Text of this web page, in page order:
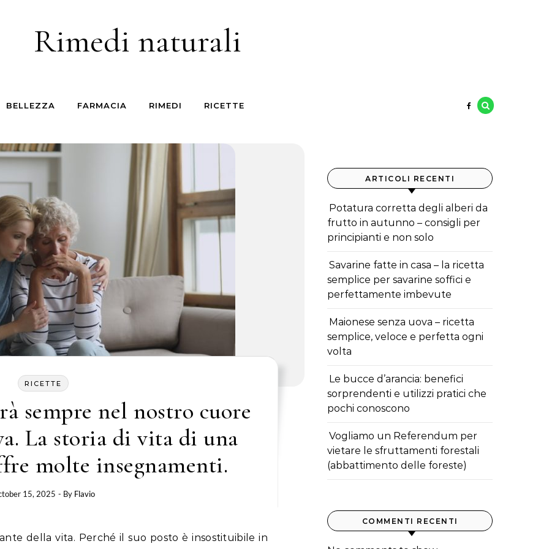
Rimedi naturali
BELLEZZA FARMACIA RIMEDI RICETTE
RICETTE
sempre nel nostro cuore
La storia di vita di una
molte insegnamenti.
15, 2025 - By Flavio
della vita. Perché il suo posto è insostituibile in
ARTICOLI RECENTI
Potatura corretta degli alberi da
frutto in autunno – consigli per
principianti e non solo
Savarine fatte in casa – la ricetta
semplice per savarine soffici e
perfettamente imbevute
Maionese senza uova – ricetta
semplice, veloce e perfetta ogni
volta
Le bucce d’arancia: benefici
sorprendenti e utilizzi pratici che
pochi conoscono
Vogliamo un Referendum per
vietare le sfruttamenti forestali
(abbattimento delle foreste)
COMMENTI RECENTI